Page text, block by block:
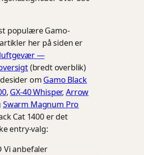
populære Gamo-
her på siden er
luftgevær —
(bredt overblik)
om Gamo Black
, GX-40 Whisper, Arrow
Swarm Magnum Pro
Cat 1400 er det
entry-valg:
Vi anbefaler